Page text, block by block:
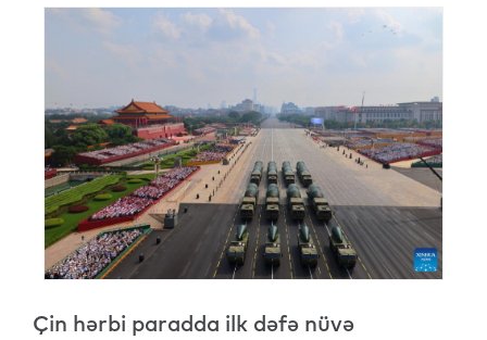
Çin hərbi paradda ilk dəfə nüvə